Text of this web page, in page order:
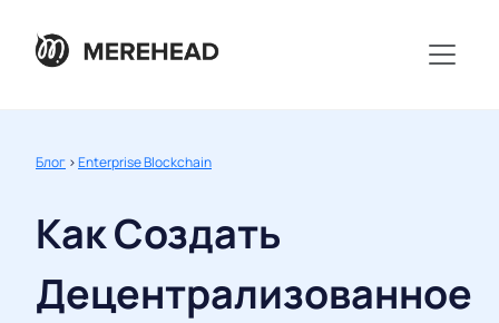
Блог >Enterprise Blockchain
Как Создать
Децентрализованное